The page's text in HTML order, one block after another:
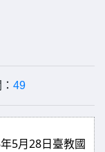
49
年5月 28 日臺教國